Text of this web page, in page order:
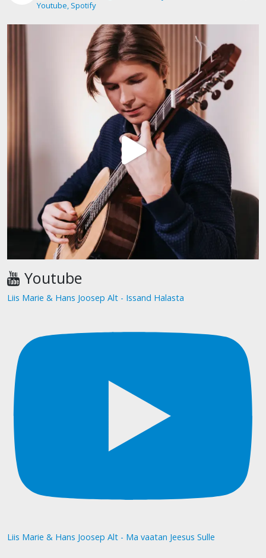
Youtube, Spotify
Youtube
Liis Marie & Hans Joosep Alt - Issand Halasta
Liis Marie & Hans Joosep Alt - Ma vaatan Jeesus Sulle